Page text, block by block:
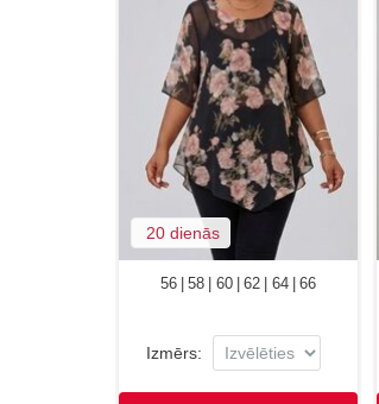
20 dienās
56 | 58 | 60 | 62 | 64 | 66
Izmērs: